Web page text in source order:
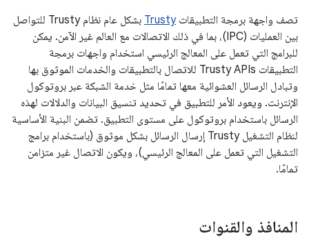
تصف واجهة برمجة التطبيقاتTrusty
بشكل عام نظام Trusty للتواصل
بين العمليات (IPC)، بما في ذلك الاتصالات مع العالم غير الآمن. يمكن
للبرامج التي تعمل على المعالج الرئيسي استخدام واجهات برمجة
التطبيقات Trusty APIs للاتصال بالتطبيقات والخدمات الموثوق بها
وتبادل الرسائل العشوائية معها تمامًا مثل خدمة الشبكة عبر بروتوكول
الإنترنت. ويعود الأمر للتطبيق في تحديد تنسيق البيانات والدلالات لهذه
الرسائل باستخدام بروتوكول على مستوى التطبيق. تضمن البنية الأساسية
لنظام التشغيل Trusty إرسال الرسائل بشكل موثوق (باستخدام برامج
التشغيل التي تعمل على المعالج الرئيسي)، ويكون الاتصال غير متزامن
تمامًا.
المنافذ والقنوات